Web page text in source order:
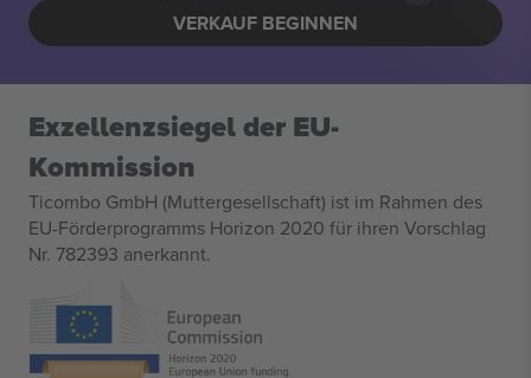
VERKAUF BEGINNEN
Exzellenzsiegel der EU-
Kommission
Ticombo GmbH (Muttergesellschaft) ist im Rahmen des
EU-Förderprogramms Horizon 2020 für ihren Vorschlag
Nr. 782393 anerkannt.